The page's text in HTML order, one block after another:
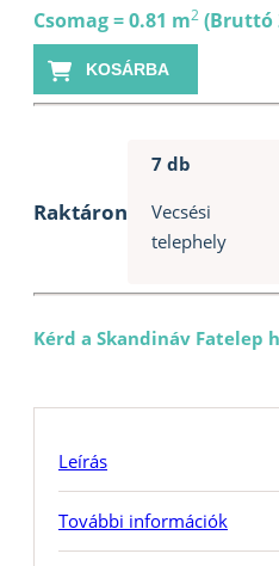
15x90mm
Thermowood
nyár
STS4
Csomag = 0.81 m2 (Bruttó
KOSÁRBA
Raktáron
7 db
Vecsési
telephely
Kérd a Skandináv Fatelep
Leírás
További információk